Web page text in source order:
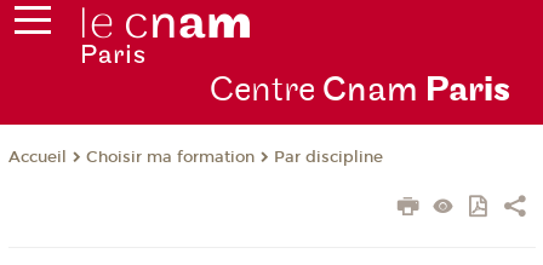
Centre Cnam Paris
Accueil Choisir ma formation Par discipline